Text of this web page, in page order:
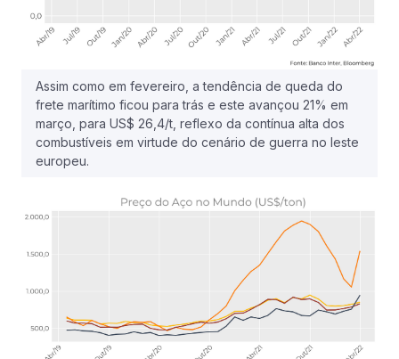
Assim como em fevereiro, a tendência de queda do
frete marítimo ficou para trás e este avançou 21% em
março, para US$ 26,4/t, reflexo da contínua alta dos
combustíveis em virtude do cenário de guerra no leste
europeu.